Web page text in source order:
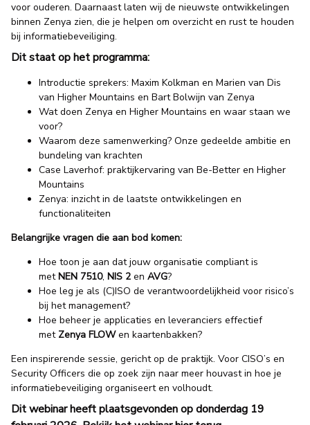
voor ouderen. Daarnaast laten wij de nieuwste ontwikkelingen
binnen Zenya zien, die je helpen om overzicht en rust te houden
bij informatiebeveiliging.
Dit staat op het programma:
Introductie sprekers: Maxim Kolkman en Marien van Dis
van Higher Mountains en Bart Bolwijn van Zenya
Wat doen Zenya en Higher Mountains en waar staan we
voor?
Waarom deze samenwerking? Onze gedeelde ambitie en
bundeling van krachten
Case Laverhof: praktijkervaring van Be-Better en Higher
Mountains
Zenya: inzicht in de laatste ontwikkelingen en
functionaliteiten
Belangrijke vragen die aan bod komen:
Hoe toon je aan dat jouw organisatie compliant is
metNEN 7510, NIS 2 en AVG?
Hoe leg je als (C)ISO de verantwoordelijkheid voor risico’s
bij het management?
Hoe beheer je applicaties en leveranciers effectief
met Zenya FLOWen kaartenbakken?
Een inspirerende sessie, gericht op de praktijk. Voor CISO’s en
Security Officers die op zoek zijn naar meer houvast in hoe je
informatiebeveiliging organiseert en volhoudt.
Dit webinar heeft plaatsgevonden op donderdag 19